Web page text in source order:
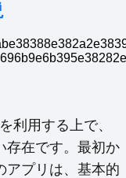
利用する上で、
存在です。最初か
アプリは、基本的